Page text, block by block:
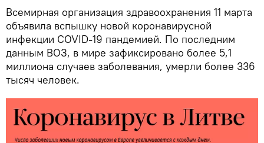
Всемирная организация здравоохранения 11 марта
объявила вспышку новой коронавирусной
инфекции COVID-19 пандемией. По последним
данным ВОЗ, в мире зафиксировано более 5,1
миллиона случаев заболевания, умерли более 336
тысяч человек.